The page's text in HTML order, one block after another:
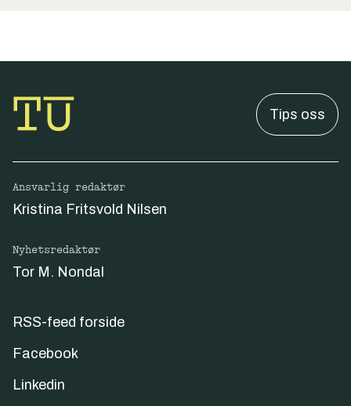
Tips oss
Ansvarlig redaktør
Kristina Fritsvold Nilsen
Nyhetsredaktør
Tor M. Nondal
RSS-feed forside
Facebook
Linkedin